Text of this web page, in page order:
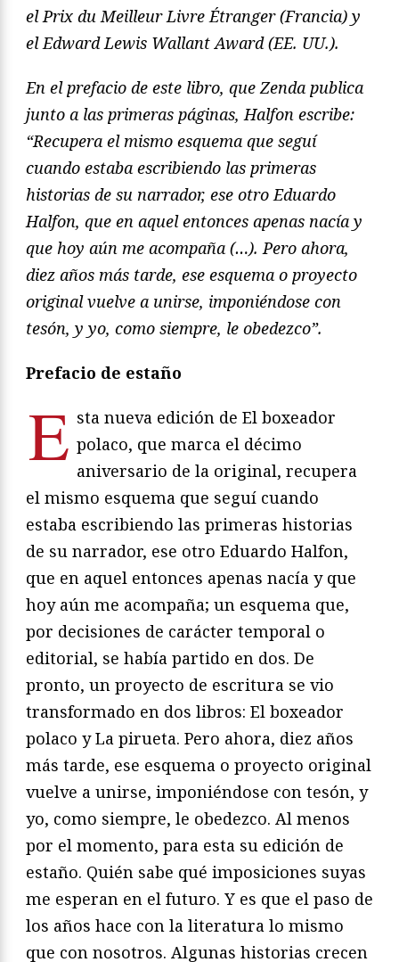
el Prix du Meilleur Livre Étranger (Francia) y
el Edward Lewis Wallant Award (EE. UU.).
En el prefacio de este libro, que Zenda publica
junto a las primeras páginas, Halfon escribe:
“Recupera el mismo esquema que seguí
cuando estaba escribiendo las primeras
historias de su narrador, ese otro Eduardo
Halfon, que en aquel entonces apenas nacía y
que hoy aún me acompaña (…). Pero ahora,
diez años más tarde, ese esquema o proyecto
original vuelve a unirse, imponiéndose con
tesón, y yo, como siempre, le obedezco”.
Prefacio de estaño
E sta nueva edición de El boxeador
polaco, que marca el décimo
aniversario de la original, recupera
el mismo esquema que seguí cuando
estaba escribiendo las primeras historias
de su narrador, ese otro Eduardo Halfon,
que en aquel entonces apenas nacía y que
hoy aún me acompaña; un esquema que,
por decisiones de carácter temporal o
editorial, se había partido en dos. De
pronto, un proyecto de escritura se vio
transformado en dos libros: El boxeador
polaco y La pirueta. Pero ahora, diez años
más tarde, ese esquema o proyecto original
vuelve a unirse, imponiéndose con tesón, y
yo, como siempre, le obedezco. Al menos
por el momento, para esta su edición de
estaño. Quién sabe qué imposiciones suyas
me esperan en el futuro. Y es que el paso de
los años hace con la literatura lo mismo
que con nosotros. Algunas historias crecen